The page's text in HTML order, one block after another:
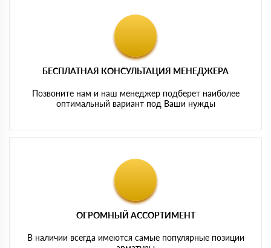
БЕСПЛАТНАЯ КОНСУЛЬТАЦИЯ МЕНЕДЖЕРА
Позвоните нам и наш менеджер подберет наиболее
оптимальный вариант под Ваши нужды
ОГРОМНЫЙ АССОРТИМЕНТ
В наличии всегда имеются самые популярные позиции